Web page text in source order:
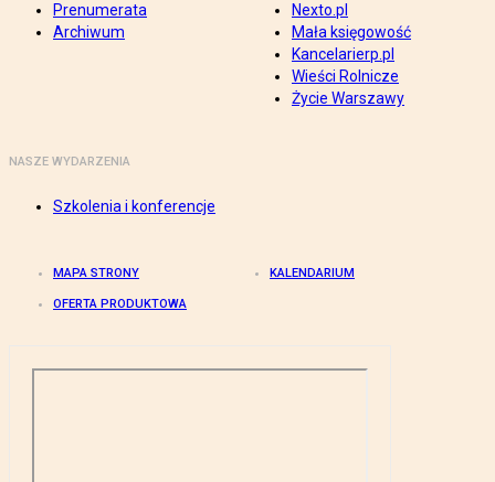
Prenumerata
Archiwum
Nexto.pl
Mała księgowość
Kancelarierp.pl
Wieści Rolnicze
Życie Warszawy
NASZE WYDARZENIA
Szkolenia i konferencje
MAPA STRONY KALENDARIUM
OFERTA PRODUKTOWA